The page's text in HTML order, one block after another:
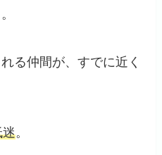
る仲間が、すでに近く
迷。